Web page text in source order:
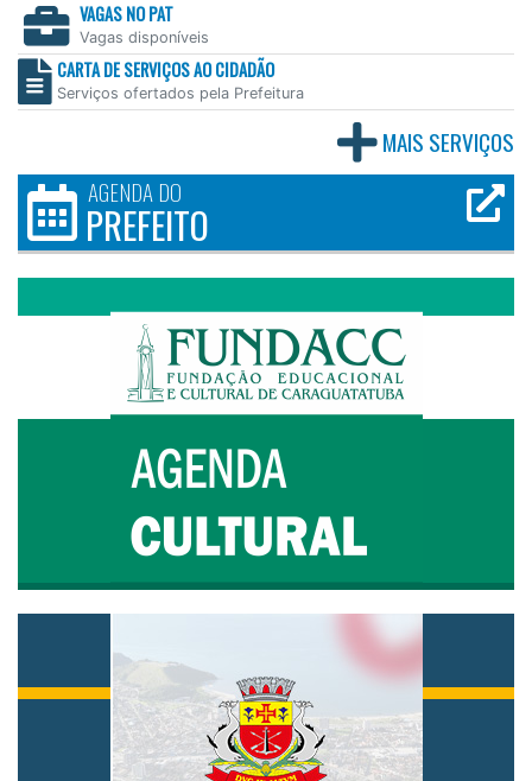
VAGAS NO PAT
Vagas disponíveis
CARTA DE SERVIÇOS AO CIDADÃO
Serviços ofertados pela Prefeitura
MAIS SERVIÇOS
AGENDA DO
PREFEITO